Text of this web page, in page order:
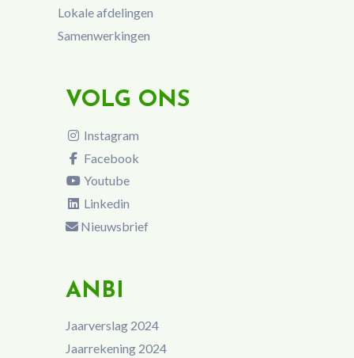
Lokale afdelingen
Samenwerkingen
VOLG ONS
Instagram
Facebook
Youtube
Linkedin
Nieuwsbrief
ANBI
Jaarverslag 2024
Jaarrekening 2024